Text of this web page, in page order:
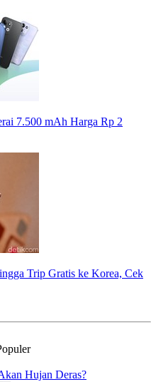
7.500 mAh Harga Rp 2
Trip Gratis ke Korea, Cek
Hujan Deras?